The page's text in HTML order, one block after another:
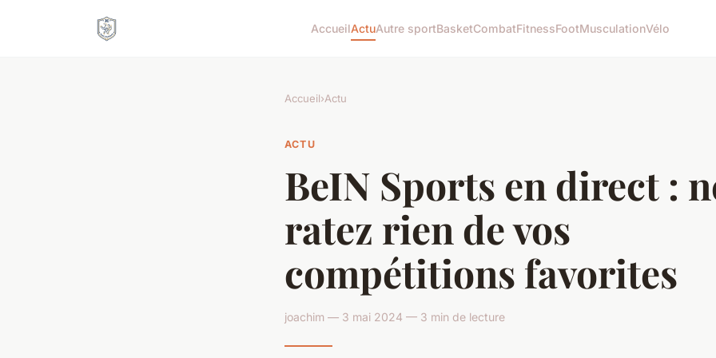
AccueilActuAutre sportBasketCombatFitnessFootMusculationVélo
Accueil›Actu
ACTU
BeIN Sports en direct :
ratez rien de vos
compétitions favorites
joachim — 3 mai 2024 — 3 min de lecture